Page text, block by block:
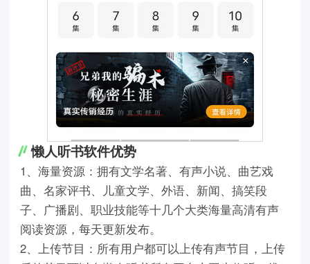
懒人听书软件优势
1、海量资源：拥有文学名著、有声小说、曲艺戏
曲、名家评书、儿童文学、外语、新闻、搞笑段
子、广播剧、职业技能等十几个大类海量高清有声
阅读资源，每天更新发布。
2、上传节目：所有用户都可以上传有声节目，上传